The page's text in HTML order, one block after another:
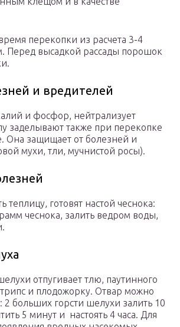
перекопки из расчета 3-4
Перед высадкой рассады порошок
и вредителей
и фосфор, нейтрализует
заделывают также при перекопке
Она защищает от болезней и
мухи, тли, мучнистой росы).
теплицу, готовят настой чеснока:
чеснока, залить ведром воды,
отпугивает тлю, паутинного
и плодожорку. Отвар можно
2 больших горсти шелухи залить 10
5 минут и настоять 4 часа. Для